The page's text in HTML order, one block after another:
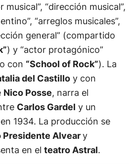
musical”, “dirección musical”,
“arreglos musicales”,
general” (compartido
) y “actor protagónico”
con “School of Rock”). La
del Castilloy con
Nico Posse, narra el
Carlos Gardel y un
1934. La producción se
Presidente Alveary
en el teatro Astral.